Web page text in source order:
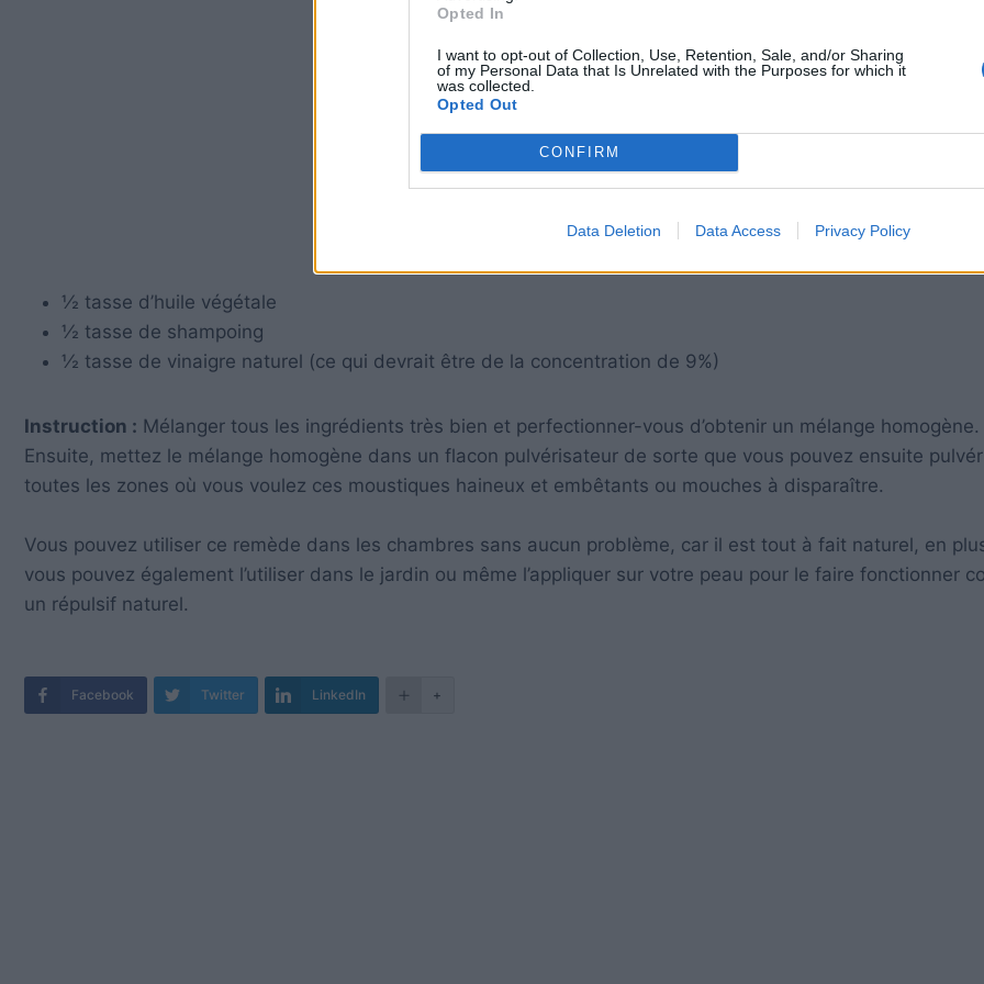
Opted In
I want to opt-out of Collection, Use, Retention, Sale, and/or Sharing
of my Personal Data that Is Unrelated with the Purposes for which it
was collected.
Opted Out
CONFIRM
Data Deletion Data Access Privacy Policy
½ tasse d’huile végétale
½ tasse de shampoing
½ tasse de vinaigre naturel (ce qui devrait être de la concentration de 9%)
Instruction : Mélanger tous les ingrédients très bien et perfectionner-vous d’obtenir un mélange homogène.
Ensuite, mettez le mélange homogène dans un flacon pulvérisateur de sorte que vous pouvez ensuite
toutes les zones où vous voulez ces moustiques haineux et embêtants ou mouches à disparaître.
Vous pouvez utiliser ce remède dans les chambres sans aucun problème, car il est tout à fait naturel, en
vous pouvez également l’utiliser dans le jardin ou même l’appliquer sur votre peau pour le faire fonctionner
un répulsif naturel.
Facebook Twitter LinkedIn +